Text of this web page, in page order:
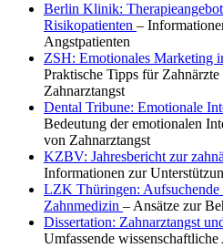
Berlin Klinik:
Risikopatienten –
Angstpatienten
ZSH: Emotionales Marketing
Praktische Tipps für
Zahnarztangst
Dental Tribune: Emotionale
Bedeutung der emotionalen
von Zahnarztangst
KZBV: Jahresbericht zur
Informationen zur
LZK Thüringen: Aufsuchende
Zahnmedizin – Ansätze zur
Dissertation: Zahnarztangst
Umfassende